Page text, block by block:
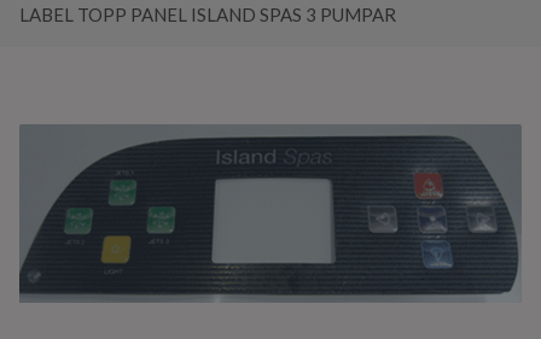
LABEL TOPP PANEL ISLAND SPAS 3 PUMPAR